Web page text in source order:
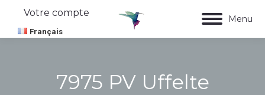
Menu
Votre compte
Français
7975 PV Uffelte